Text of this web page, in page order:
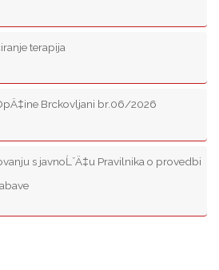
terapija
Brckovljani br.06/2026
s javnoĹˇÄ‡u Pravilnika o provedbi